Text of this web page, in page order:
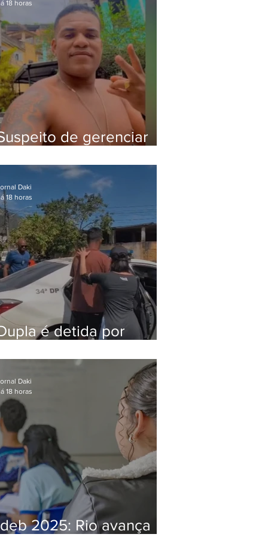
de gerenciar
meses foragido
18 horas
é detida por
silvestres em
Daki
18 horas
2025: Rio avança
Daki
18 horas